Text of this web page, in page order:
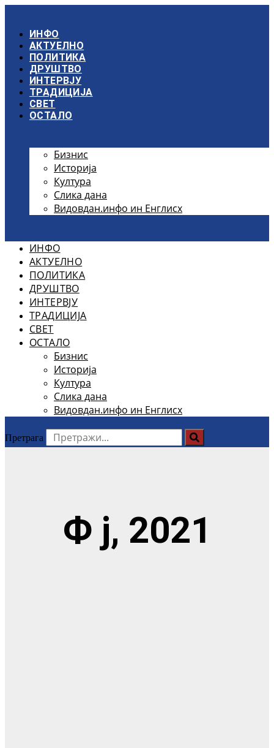
садржајИНФО
АКТУЕЛНО
ПОЛИТИКА
ДРУШТВО
ИНТЕРВЈУ
ТРАДИЦИЈА
СВЕТ
ОСТАЛО
Бизнис
Историја
Култура
Слика дана
Видовдан.инфо ин Енглисх
ИНФО
АКТУЕЛНО
ПОЛИТИКА
ДРУШТВО
ИНТЕРВЈУ
ТРАДИЦИЈА
СВЕТ
ОСТАЛО
Бизнис
Историја
Култура
Слика дана
Видовдан.инфо ин Енглисх
Претрага
Ф ј, 2021